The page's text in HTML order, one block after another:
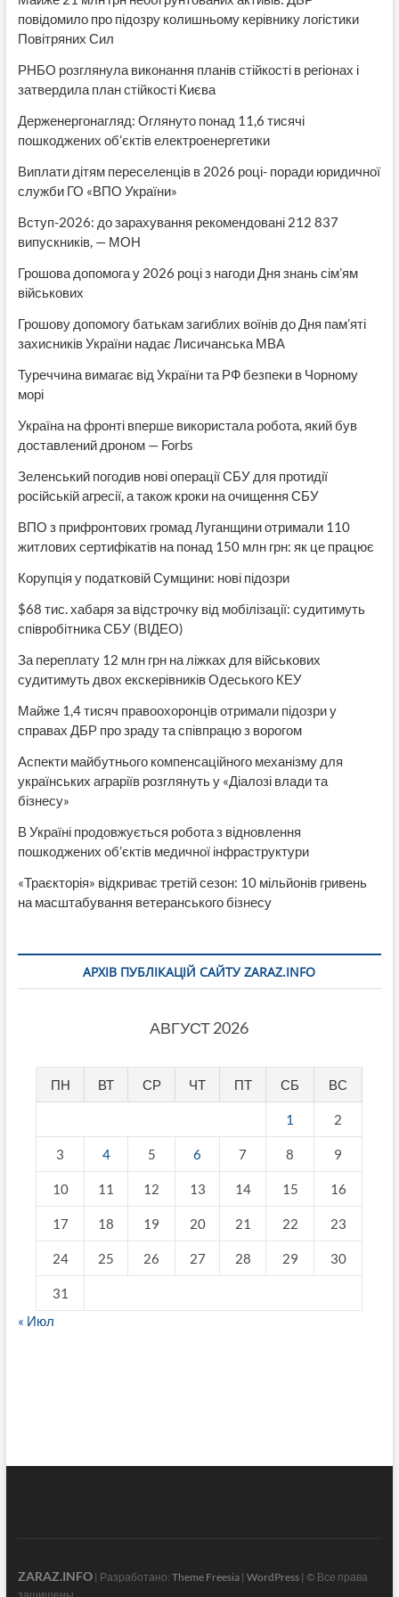
повідомило про підозру колишньому керівнику логістики
Повітряних Сил
РНБО розглянула виконання планів стійкості в регіонах і
затвердила план стійкості Києва
Держенергонагляд: Оглянуто понад 11,6 тисячі
пошкоджених об’єктів електроенергетики
Виплати дітям переселенців в 2026 році- поради юридичної
служби ГО «ВПО України»
Вступ-2026: до зарахування рекомендовані 212 837
випускників, — МОН
Грошова допомога у 2026 році з нагоди Дня знань сім’ям
військових
Грошову допомогу батькам загиблих воїнів до Дня пам’яті
захисників України надає Лисичанська МВА
Туреччина вимагає від України та РФ безпеки в Чорному
морі
Україна на фронті вперше використала робота, який був
доставлений дроном — Forbs
Зеленський погодив нові операції СБУ для протидії
російській агресії, а також кроки на очищення СБУ
ВПО з прифронтових громад Луганщини отримали 110
житлових сертифікатів на понад 150 млн грн: як це працює
Корупція у податковій Сумщини: нові підозри
$68 тис. хабаря за відстрочку від мобілізації: судитимуть
співробітника СБУ (ВІДЕО)
За переплату 12 млн грн на ліжках для військових
судитимуть двох екскерівників Одеського КЕУ
Майже 1,4 тисяч правоохоронців отримали підозри у
справах ДБР про зраду та співпрацю з ворогом
Аспекти майбутнього компенсаційного механізму для
українських аграріїв розглянуть у «Діалозі влади та
бізнесу»
В Україні продовжується робота з відновлення
пошкоджених об’єктів медичної інфраструктури
«Траєкторія» відкриває третій сезон: 10 мільйонів гривень
на масштабування ветеранського бізнесу
АРХІВ ПУБЛІКАЦІЙ САЙТУ ZARAZ.INFO
АВГУСТ 2026
ПН ВТ СР ЧТ ПТ СБ ВС
1 2
3 4 5 6 7 8 9
10 11 12 13 14 15 16
17 18 19 20 21 22 23
24 25 26 27 28 29 30
31
« Июл
ZARAZ.INFO| Разработано: Theme Freesia| WordPress| © Все права